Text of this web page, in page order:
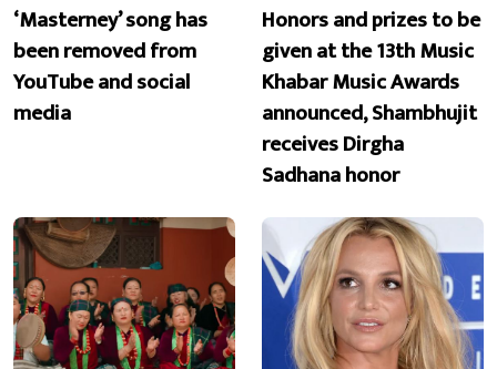
‘Masterney’ song has
been removed from
YouTube and social
media
Honors and prizes to be
given at the 13th Music
Khabar Music Awards
announced, Shambhujit
receives Dirgha
Sadhana honor